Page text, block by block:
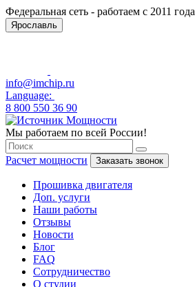
Федеральная сеть - работаем с 2011 года
Ярославль
info@imchip.ru
Language:
8 800 550 36 90
Мы работаем по всей России!
Расчет мощности Заказать звонок
Прошивка двигателя
Доп. услуги
Наши работы
Отзывы
Новости
Блог
FAQ
Сотрудничество
О студии